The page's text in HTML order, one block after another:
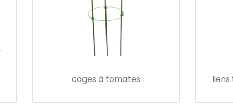
cages à tomates liens